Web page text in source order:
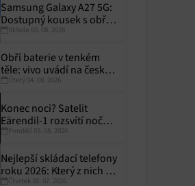
Samsung Galaxy A27 5G:
Dostupný kousek s obřím
displejem
Středa 05. 08. 2026
Obří baterie v tenkém
těle: vivo uvádí na český
trh V70 Lite 5G
Úterý 04. 08. 2026
Konec noci? Satelit
Eärendil-1 rozsvítí noční
Zemi
Pondělí 03. 08. 2026
Nejlepší skládací telefony
roku 2026: Který z nich si
zaslouží místo ve vaší
Čtvrtek 30. 07. 2026